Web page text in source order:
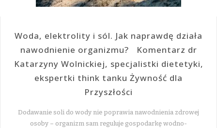
Woda, elektrolity i sól. Jak naprawdę działa
nawodnienie organizmu? Komentarz dr
Katarzyny Wolnickiej, specjalistki dietetyki,
ekspertki think tanku Żywność dla
Przyszłości
Dodawanie soli do wody nie poprawia nawodnienia zdrowej
osoby – organizm sam reguluje gospodarkę wodno-